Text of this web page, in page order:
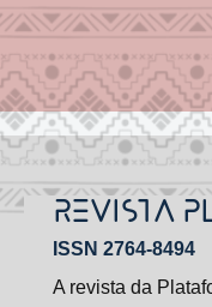
REVISTA
ISSN 2764-8494
A revista da